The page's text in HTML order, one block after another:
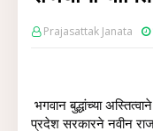
Prajasattak Janata
भगवान बुद्धांच्या
प्रदेश सरकारने नवीन